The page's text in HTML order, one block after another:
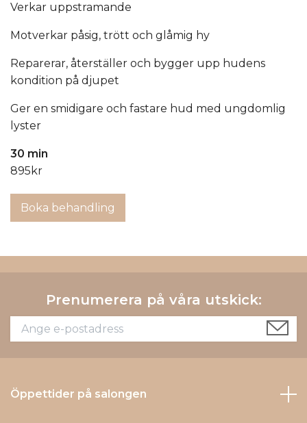
Verkar uppstramande
Motverkar påsig, trött och glåmig hy
Reparerar, återställer och bygger upp hudens
kondition på djupet
Ger en smidigare och fastare hud med ungdomlig
lyster
30 min
895kr
Boka behandling
Prenumerera på våra utskick:
Öppettider på salongen